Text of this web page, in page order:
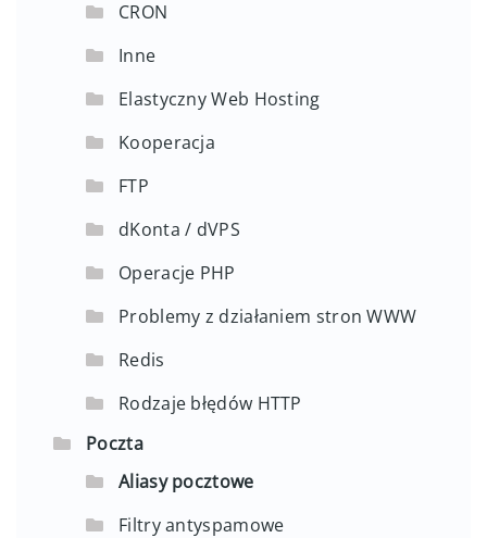
CRON
Inne
Elastyczny Web Hosting
Kooperacja
FTP
dKonta / dVPS
Operacje PHP
Problemy z działaniem stron WWW
Redis
Rodzaje błędów HTTP
Poczta
Aliasy pocztowe
Filtry antyspamowe